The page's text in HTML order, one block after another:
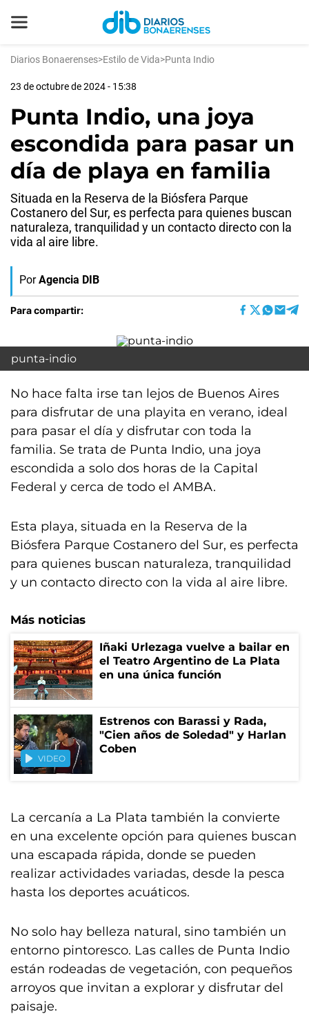
Diarios Bonaerenses>Estilo de Vida>Punta Indio
23 de octubre de 2024 - 15:38
Punta Indio, una joya
escondida para pasar un
día de playa en familia
Situada en la Reserva de la Biósfera Parque
Costanero del Sur, es perfecta para quienes buscan
naturaleza, tranquilidad y un contacto directo con la
vida al aire libre.
Por Agencia DIB
Para compartir:
punta-indio
No hace falta irse tan lejos de Buenos Aires
para disfrutar de una playita en verano, ideal
para pasar el día y disfrutar con toda la
familia. Se trata de Punta Indio, una joya
escondida a solo dos horas de la Capital
Federal y cerca de todo el AMBA.
Esta playa, situada en la Reserva de la
Biósfera Parque Costanero del Sur, es perfecta
para quienes buscan naturaleza, tranquilidad
y un contacto directo con la vida al aire libre.
Más noticias
Iñaki Urlezaga vuelve a bailar en
el Teatro Argentino de La Plata
en una única función
VIDEO
Estrenos con Barassi y Rada,
"Cien años de Soledad" y Harlan
Coben
La cercanía a La Plata también la convierte
en una excelente opción para quienes buscan
una escapada rápida, donde se pueden
realizar actividades variadas, desde la pesca
hasta los deportes acuáticos.
No solo hay belleza natural, sino también un
entorno pintoresco. Las calles de Punta Indio
están rodeadas de vegetación, con pequeños
arroyos que invitan a explorar y disfrutar del
paisaje.